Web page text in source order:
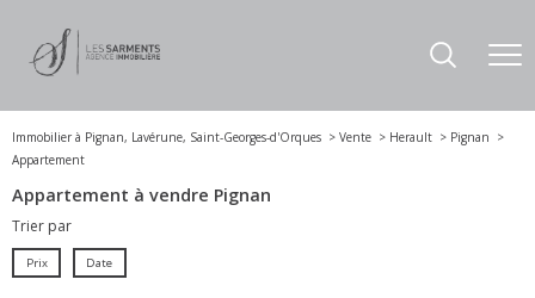
Immobilier à Pignan, Lavérune, Saint-Georges-d'Orques Vente Herault
Pignan
Appartement
Appartement à vendre Pignan
Trier par
Prix Date